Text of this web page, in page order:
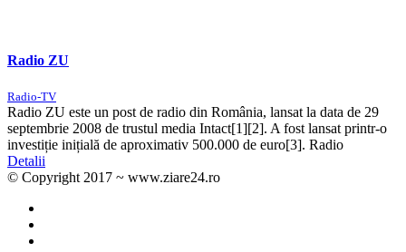
Radio ZU
Radio-TV
Radio ZU este un post de radio din România, lansat la data de 29
septembrie 2008 de trustul media Intact[1][2]. A fost lansat printr-o
investiție inițială de aproximativ 500.000 de euro[3]. Radio
Detalii
© Copyright 2017 ~ www.ziare24.ro